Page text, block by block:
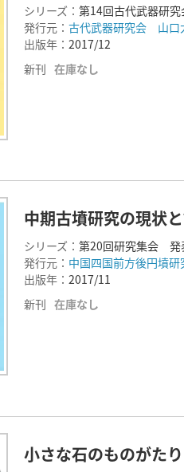
シリーズ： 第14回古代武器研
発行元： 古代武器研究会 山口
出版年： 2017/12
新刊 在庫なし
中期古墳研究の現状
シリーズ： 第20回研究集会 発
発行元： 中国四国前方後円墳研
出版年： 2017/11
新刊 在庫なし
小さな石のものがた